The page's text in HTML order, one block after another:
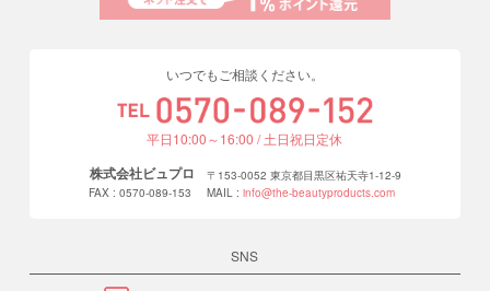
いつでもご相談ください。
平日10:00～16:00 / 土日祝日定休
株式会社ビュプロ
〒153-0052 東京都目黒区祐天寺1-12-9
FAX : 0570-089-153
MAIL : info@the-beautyproducts.com
SNS